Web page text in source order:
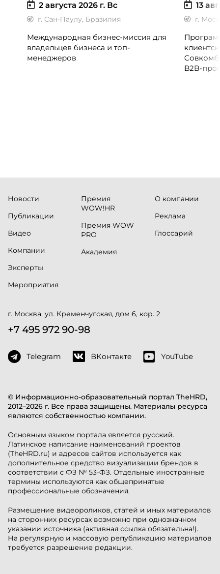
2 августа 2026 г. Вс
г. Сан-Паулу, Бразилия
Международная бизнес-миссия для
владельцев бизнеса и топ-
менеджеров
13
г.
B2B-
© Информационно-образовательный портал TheHRD,
2012–2026 г. Все права защищены. Материалы ресурса
являются собственностью компании.
Основным языком портала является русский.
Латинское написание наименований проектов
(TheHRD.ru) и адресов сайтов используется как
дополнительное средство визуализации брендов в
соответствии с ФЗ № 53-ФЗ. Отдельные иностранные
термины используются как общепринятые
профессиональные обозначения.
Размещение видеороликов, статей и иных материалов
на сторонних ресурсах возможно при однозначном
указании источника (активная ссылка обязательна!).
На регулярную и массовую републикацию материалов
требуется разрешение редакции.
Новости
Публикации
Видео
Компании
Эксперты
Мероприятия
Премия
WOW!HR
Премия WOW
PRO
Академия
О компании
Реклама
Глоссарий
г. Москва, ул. Кременчугская, дом 6, кор. 2
+7 495 972 90-98
Telegram ВКонтакте YouTube